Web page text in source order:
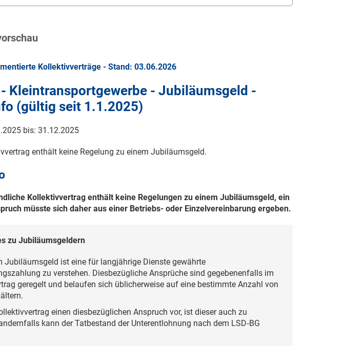
Kollektivverträge - Stand: 03.06.2026
Kleintransportgewerbe - Jubiläumsgeld -
(gültig seit 1.1.2025)
bis: 31.12.2025
enthält keine Regelung zu einem Jubiläumsgeld.
Kollektivvertrag enthält keine Regelungen zu einem Jubiläumsgeld, ein
müsste sich daher aus einer Betriebs- oder Einzelvereinbarung ergeben.
zu Jubiläumsgeldern
Jubiläumsgeld ist eine für langjährige Dienste gewährte
zu verstehen. Diesbezügliche Ansprüche sind gegebenenfalls im
geregelt und belaufen sich üblicherweise auf eine bestimmte Anzahl von
einen diesbezüglichen Anspruch vor, ist dieser auch zu
kann der Tatbestand der Unterentlohnung nach dem LSD‑BG